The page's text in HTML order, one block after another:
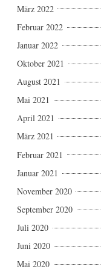
März 2022
Februar 2022
Januar 2022
Oktober 2021
August 2021
Mai 2021
April 2021
März 2021
Februar 2021
Januar 2021
November 2020
September 2020
Juli 2020
Juni 2020
Mai 2020